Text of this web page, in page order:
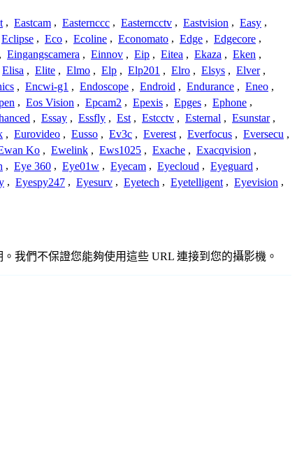
, Eastcam , Easternccc , Easterncctv , Eastvision , Easy ,
Eclipse , Eco , Ecoline , Economato , Edge , Edgecore ,
, Eingangscamera , Einnov , Eip , Eitea , Ekaza , Eken ,
Elisa , Elite , Elmo , Elp , Elp201 , Elro , Elsys , Elver ,
, Encwi-g1 , Endoscope , Endroid , Endurance , Eneo ,
, Eos Vision , Epcam2 , Epexis , Epges , Ephone ,
, Essay , Essfly , Est , Estcctv , Esternal , Esunstar ,
, Eurovideo , Eusso , Ev3c , Everest , Everfocus , Eversecu ,
Ko , Ewelink , Ews1025 , Exache , Exacqvision ,
, Eye 360 , Eye01w , Eyecam , Eyecloud , Eyeguard ,
, Eyespy247 , Eyesurv , Eyetech , Eyetelligent , Eyevision ,
我們不保證您能夠使用這些 URL 連接到您的攝影機。